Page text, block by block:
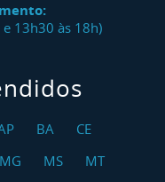
e 13h30 às 18h)
BA
CE
MG MS
MT